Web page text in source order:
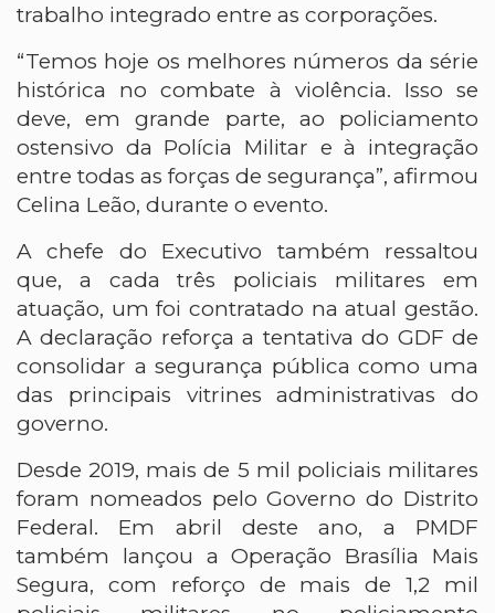
trabalho integrado entre as corporações.
“Temos hoje os melhores números da série
histórica no combate à violência. Isso se
deve, em grande parte, ao policiamento
ostensivo da Polícia Militar e à integração
entre todas as forças de segurança”, afirmou
Celina Leão, durante o evento.
A chefe do Executivo também ressaltou
que, a cada três policiais militares em
atuação, um foi contratado na atual gestão.
A declaração reforça a tentativa do GDF de
consolidar a segurança pública como uma
das principais vitrines administrativas do
governo.
Desde 2019, mais de 5 mil policiais militares
foram nomeados pelo Governo do Distrito
Federal. Em abril deste ano, a PMDF
também lançou a Operação Brasília Mais
Segura, com reforço de mais de 1,2 mil